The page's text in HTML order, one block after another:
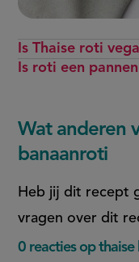
Is Thaise roti
Is roti een
Wat anderen
banaanroti
Heb jij dit recept
vragen over dit
0 reacties op